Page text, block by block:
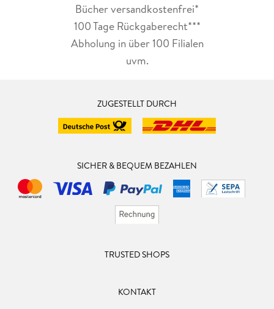
Bücher versandkostenfrei*
100 Tage Rückgaberecht***
Abholung in über 100 Filialen
uvm.
ZUGESTELLT DURCH
SICHER & BEQUEM BEZAHLEN
TRUSTED SHOPS
KONTAKT